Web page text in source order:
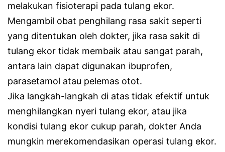
melakukan fisioterapi pada tulang ekor.
Mengambil obat penghilang rasa sakit seperti
yang ditentukan oleh dokter, jika rasa sakit di
tulang ekor tidak membaik atau sangat parah,
antara lain dapat digunakan ibuprofen,
parasetamol atau pelemas otot.
Jika langkah-langkah di atas tidak efektif untuk
menghilangkan nyeri tulang ekor, atau jika
kondisi tulang ekor cukup parah, dokter Anda
mungkin merekomendasikan operasi tulang ekor.